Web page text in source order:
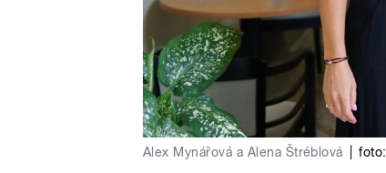
Alex Mynářová a Alena Štréblová foto: